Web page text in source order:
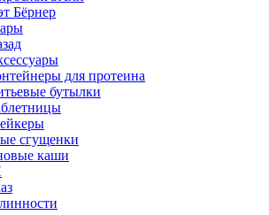
Бёрнер
для протеина
бутылки
сгущенки
каши